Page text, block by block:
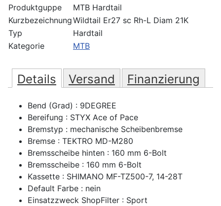
Produktguppe
MTB Hardtail
KurzbezeichnungWildtail Er27 sc Rh-L Diam 21K
Typ
Hardtail
Kategorie
MTB
Details Versand Finanzierung
Bend (Grad) : 9DEGREE
Bereifung : STYX Ace of Pace
Bremstyp : mechanische Scheibenbremse
Bremse : TEKTRO MD-M280
Bremsscheibe hinten : 160 mm 6-Bolt
Bremsscheibe : 160 mm 6-Bolt
Kassette : SHIMANO MF-TZ500-7, 14-28T
Default Farbe : nein
Einsatzzweck ShopFilter : Sport